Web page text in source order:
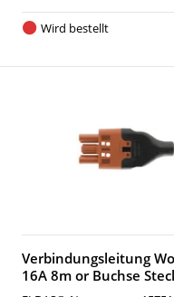
Wird bestellt
Verbindungsleitung
16A 8m or Buchse